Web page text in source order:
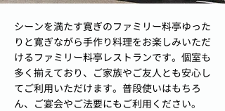
シーンを満たす寛ぎのファミリー料亭ゆった
りと寛ぎながら手作り料理をお楽しみいただ
けるファミリー料亭レストランです。個室も
多く揃えており、ご家族やご友人とも安心し
てご利用いただけます。普段使いはもちろ
ん、ご宴会やご法要にもご利用ください。